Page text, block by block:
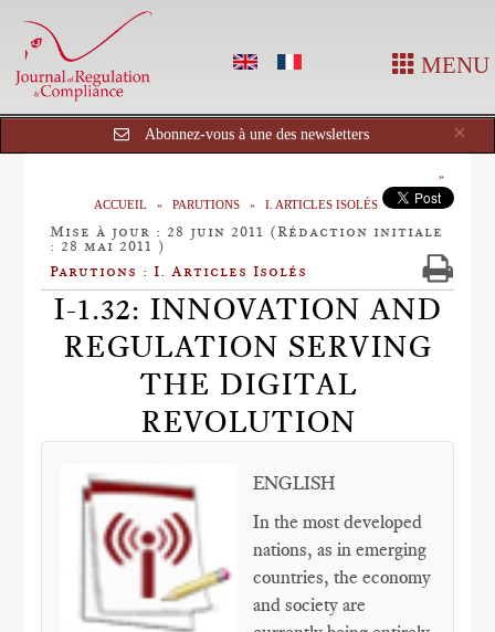
MENU
×
Abonnez-vous à une des newsletters
ACCUEIL PARUTIONS I. ARTICLES ISOLÉS
Mise à jour : 28 juin 2011 (Rédaction initiale
: 28 mai 2011 )
Parutions : I. Articles Isolés
I-1.32: INNOVATION AND
REGULATION SERVING
THE DIGITAL
REVOLUTION
ENGLISH
In the most developed
nations, as in emerging
countries, the economy
and society are